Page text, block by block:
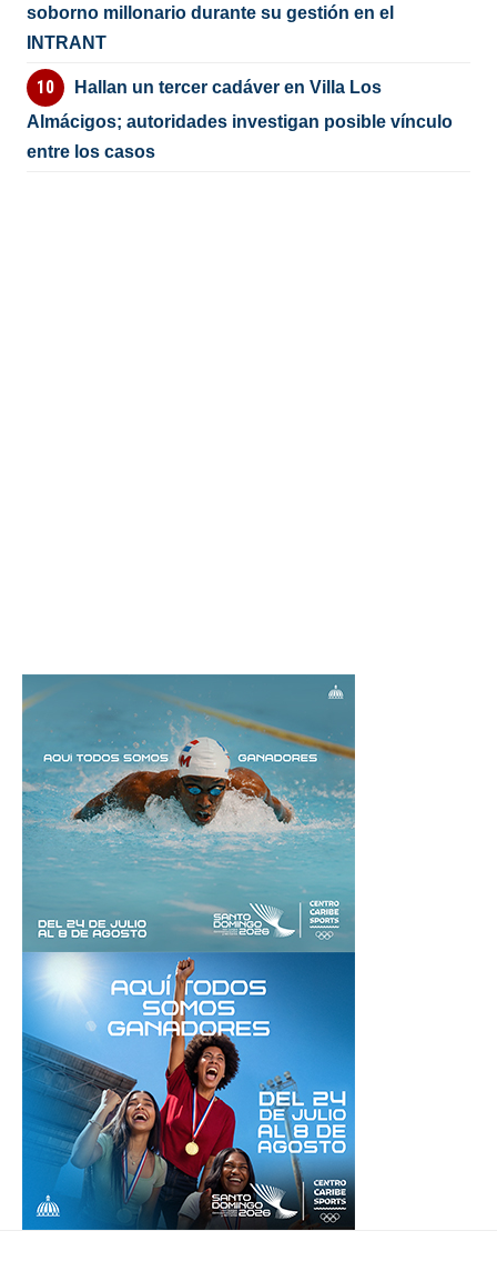
soborno millonario durante su gestión en el
INTRANT
Hallan un tercer cadáver en Villa Los
Almácigos; autoridades investigan posible vínculo
entre los casos